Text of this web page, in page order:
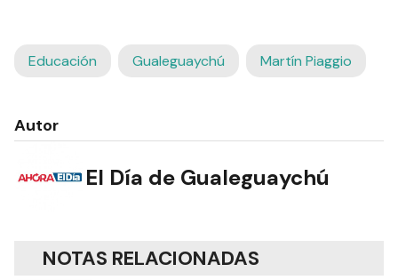
Educación Gualeguaychú Martín Piaggio
Autor
El Día de Gualeguaychú
NOTAS RELACIONADAS